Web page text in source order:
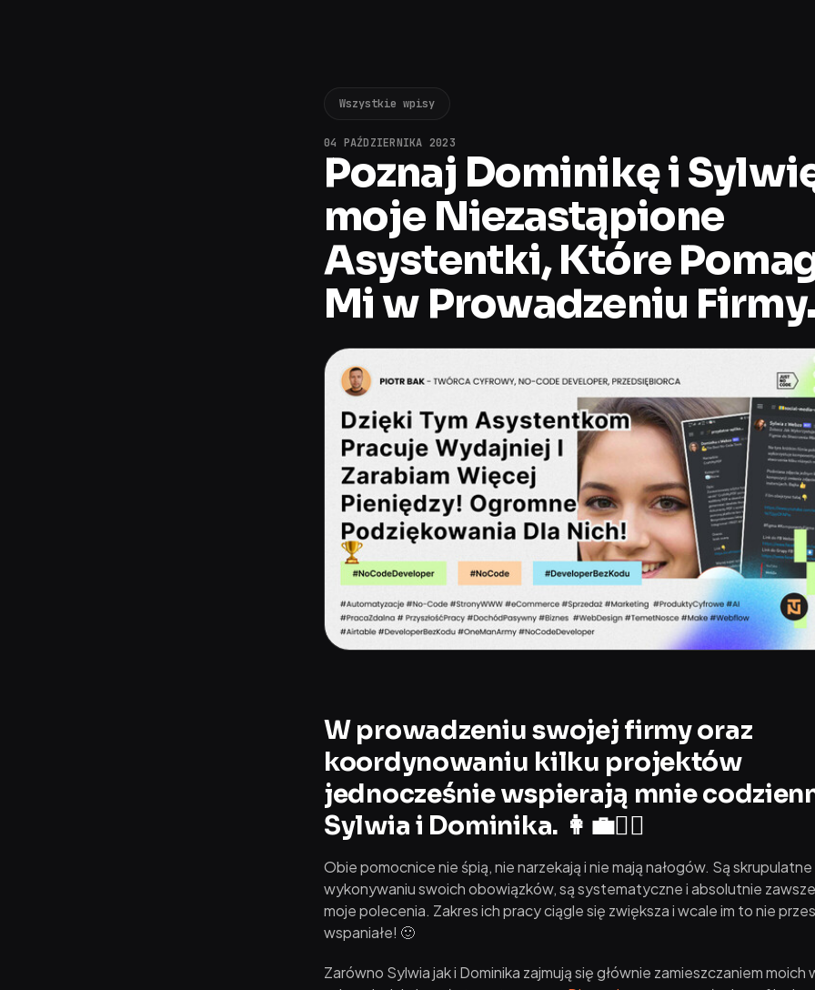
Wszystkie wpisy
04 PAŹDZIERNIKA 2023
Poznaj Dominikę i
moje Niezastąpione
Asystentki, Które
Mi w Prowadzeniu
W prowadzeniu swojej firmy oraz
koordynowaniu kilku projektów
jednocześnie wspierają mnie
Sylwia i Dominika. 👩‍💼👱‍♀️
Obie pomocnice nie śpią, nie narzekają i nie mają nałogów. Są
wykonywaniu swoich obowiązków, są systematyczne i absolutnie
moje polecenia. Zakres ich pracy ciągle się zwiększa i wcale im to nie
wspaniałe! 🙂
Zarówno Sylwia jak i Dominika zajmują się głównie zamieszczaniem moich